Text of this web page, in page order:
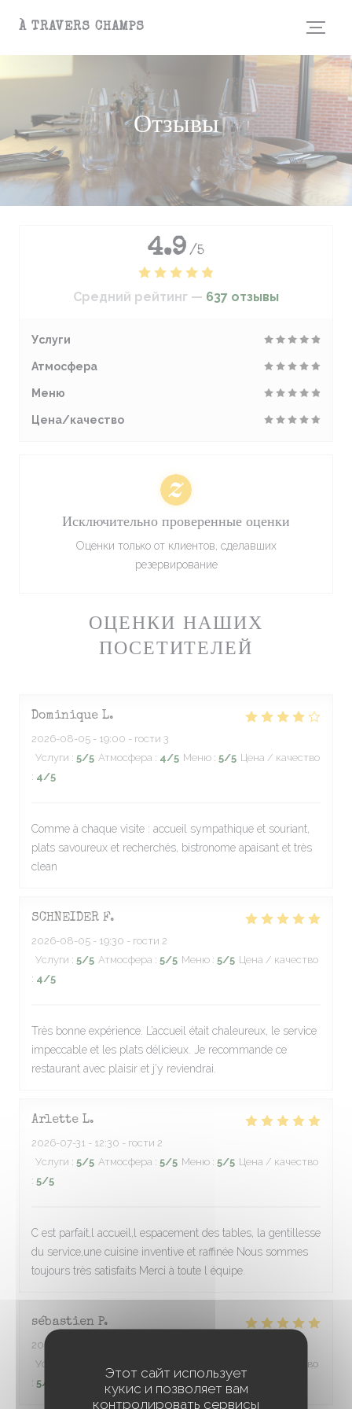
Этот сайт использует
кукис и позволяет вам
контролировать сервисы
À TRAVERS CHAMPS
Отзывы
ОЦЕНКИ НАШИХ
ПОСЕТИТЕЛЕЙ
Dominique L
2026-08-05 - 19:00 - гости 3
Услуги : 5/5 Атмосфера : 4/5 Меню : 5/5 Цена / качество
: 4/5
Comme à chaque visite : accueil sympathique et souriant,
plats savoureux et recherchés, bistronome apaisant et très
clean
SCHNEIDER F
2026-08-05 - 19:30 - гости 2
Услуги : 5/5 Атмосфера : 5/5 Меню : 5/5 Цена / качество
: 4/5
Très bonne expérience. L’accueil était chaleureux, le service
impeccable et les plats délicieux. Je recommande ce
restaurant avec plaisir et j’y reviendrai.
Arlette L
2026-07-31 - 12:30 - гости 2
Услуги : 5/5 Атмосфера : 5/5 Меню : 5/5 Цена / качество
: 5/5
C est parfait,l accueil,l espacement des tables, la gentillesse
du service,une cuisine inventive et raffinée Nous sommes
toujours très satisfaits Merci à toute l équipe.
sébastien P
2026-08-01
Услуги
Цена / качество
: 5/5
4.9 /5
Средний рейтинг — 637 отзывы
Услуги
Атмосфера
Меню
Цена/качество
Исключительно проверенные оценки
Оценки только от клиентов, сделавших
резервирование